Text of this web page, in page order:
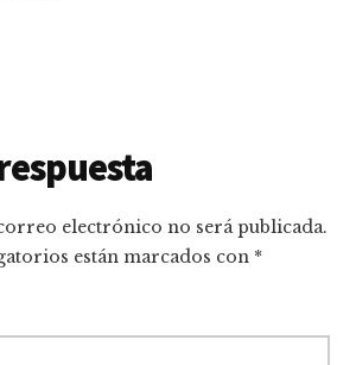
electrónico no será publicada.
están marcados con *